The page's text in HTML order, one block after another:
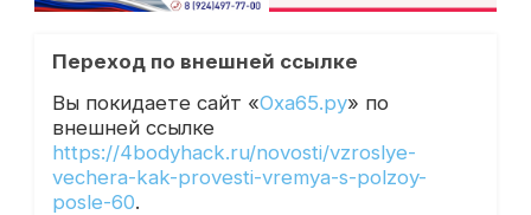
Переход по внешней ссылке
Вы покидаете сайт «Оха65.ру» по
внешней ссылке
https://4bodyhack.ru/novosti/vzroslye-
vechera-kak-provesti-vremya-s-polzoy-
posle-60.